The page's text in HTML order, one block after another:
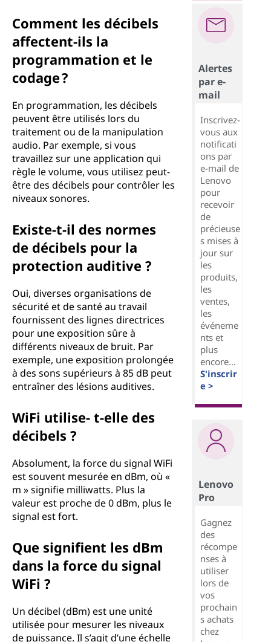
Comment les décibels
affectent-ils la
programmation et le
codage ?
En programmation, les décibels
peuvent être utilisés lors du
traitement ou de la manipulation
audio. Par exemple, si vous
travaillez sur une application qui
règle le volume, vous utilisez peut-
être des décibels pour contrôler les
niveaux sonores.
Existe-t-il des normes
de décibels pour la
protection auditive ?
Oui, diverses organisations de
sécurité et de santé au travail
fournissent des lignes directrices
pour une exposition sûre à
différents niveaux de bruit. Par
exemple, une exposition prolongée
à des sons supérieurs à 85 dB peut
entraîner des lésions auditives.
WiFi utilise- t-elle des
décibels ?
Absolument, la force du signal WiFi
est souvent mesurée en dBm, où «
m » signifie milliwatts. Plus la
valeur est proche de 0 dBm, plus le
signal est fort.
Que signifient les dBm
dans la force du signal
WiFi ?
Un décibel (dBm) est une unité
utilisée pour mesurer les niveaux
de puissance. Il s’agit d’une échelle
Alertes
par e-
mail
Inscrivez-
vous aux
notificati
ons par
e-mail de
Lenovo
pour
recevoir
de
précieuse
s mises à
jour sur
les
produits,
les
ventes,
les
événeme
nts et
plus
encore...
S'inscrir
e >
Lenovo
Pro
Gagnez
des
récompe
nses à
utiliser
lors de
vos
prochain
s achats
chez